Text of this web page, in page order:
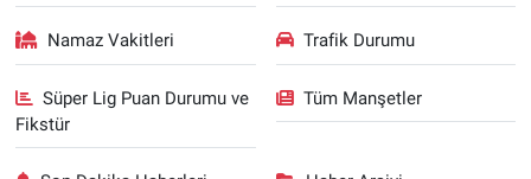
Namaz Vakitleri Trafik Durumu
Süper Lig Puan Durumu ve
Fikstür
Tüm Manşetler